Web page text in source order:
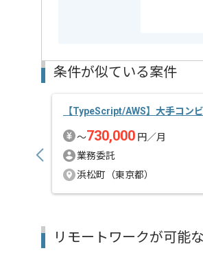
フロントエンドでの開発経験
経験豊富なエンジニアと成長
スキルアップされたい方、長
条件が似ている案件
【TypeScript/AWS】大手コン
〜730,000 円／月
業務委託
浜松町（東京都）
リモートワークが可能